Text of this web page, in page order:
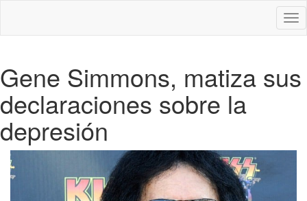
Gene Simmons, matiza sus
declaraciones sobre la
depresión